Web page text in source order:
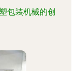
包装机械的创